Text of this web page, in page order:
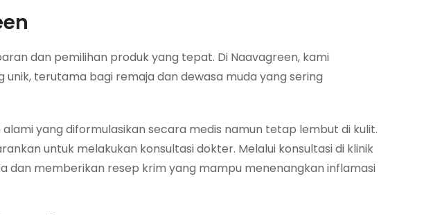
dan pemilihan produk yang tepat. Di Naavagreen, kami
terutama bagi remaja dan dewasa muda yang sering
yang diformulasikan secara medis namun tetap lembut di kulit.
untuk melakukan konsultasi dokter. Melalui konsultasi di klinik
dan memberikan resep krim yang mampu menenangkan inflamasi